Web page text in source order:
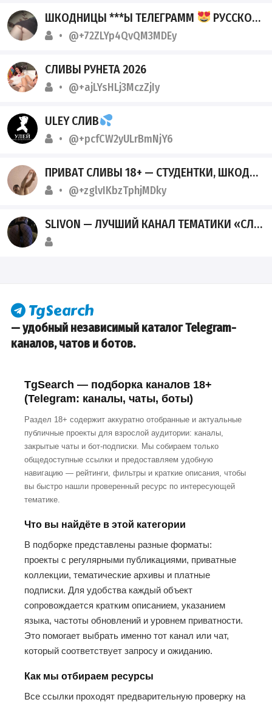
ШКОДНИЦЫ ***Ы ТЕЛЕГРАММ РУССКОЕ ***
@+72ZLYp4QvQM3MDEy
СЛИВЫ РУНЕТА 2026
@+ajLYsHLj3MczZjIy
ULEY СЛИВ
@+pcfCW2yULrBmNjY6
ПРИВАТ СЛИВЫ 18+ — СТУДЕНТКИ, ШКОДНИЦЫ, АЛЬТУШКИ
@+zglvIKbzTphjMDky
SLIVON — ЛУЧШИЙ КАНАЛ ТЕМАТИКИ «СЛИВ ШКОДНИЦ» ТГ
— удобный независимый каталог Telegram-
каналов, чатов и ботов.
TgSearch — подборка каналов 18+
(Telegram: каналы, чаты, боты)
Раздел 18+ содержит аккуратно отобранные и актуальные
публичные проекты для взрослой аудитории: каналы,
закрытые чаты и бот-подписки. Мы собираем только
общедоступные ссылки и предоставляем удобную
навигацию — рейтинги, фильтры и краткие описания, чтобы
вы быстро нашли проверенный ресурс по интересующей
тематике.
Что вы найдёте в этой категории
В подборке представлены разные форматы:
проекты с регулярными публикациями, приватные
коллекции, тематические архивы и платные
подписки. Для удобства каждый объект
сопровождается кратким описанием, указанием
языка, частоты обновлений и уровнем приватности.
Это помогает выбрать именно тот канал или чат,
который соответствует запросу и ожиданию.
Как мы отбираем ресурсы
Все ссылки проходят предварительную проверку на